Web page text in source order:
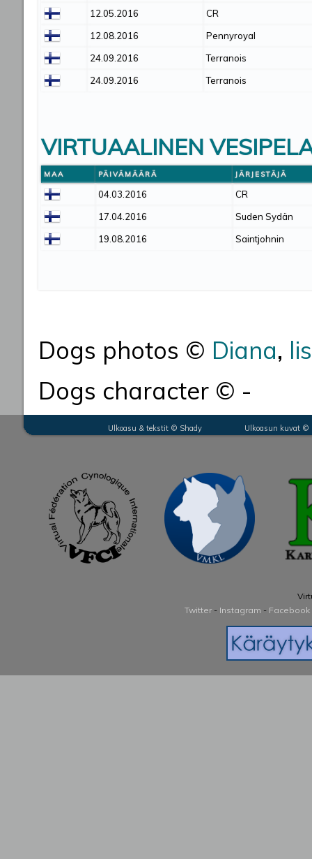
12.05.2016
CR
12.08.2016
Pennyroyal
24.09.2016
Terranois
24.09.2016
Terranois
VIRTUAALINEN
MAA PÄIVÄMÄÄRÄ JÄRJESTÄJÄ
04.03.2016
CR
17.04.2016
Suden Sydän
19.08.2016
Saintjohnin
Dogs photos © Diana,
Dogs character © -
Ulkoasu & tekstit © Shady Ulkoasun kuvat ©
Twitter- Instagram - Facebook